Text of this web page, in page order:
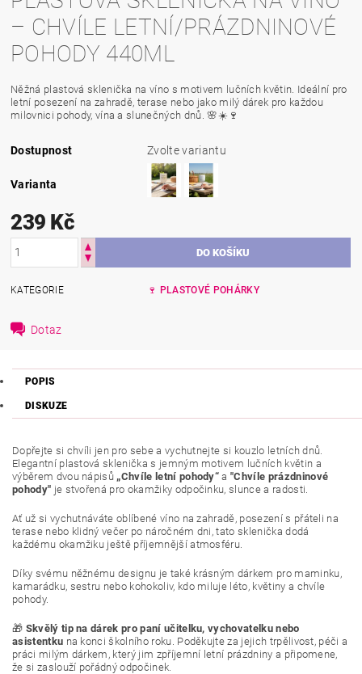
– CHVÍLE LETNÍ/PRÁZDNINOVÉ
POHODY 440ML
Něžná plastová sklenička na víno s motivem lučních květin. Ideální pro
letní posezení na zahradě, terase nebo jako milý dárek pro každou
milovnici pohody, vína a slunečných dnů. 🌸☀️🍷
Dostupnost Zvolte variantu
Varianta
239 Kč
KATEGORIE 🍷 PLASTOVÉ POHÁRKY
Dotaz
POPIS
DISKUZE
Dopřejte si chvíli jen pro sebe a vychutnejte si kouzlo letních dnů.
Elegantní plastová sklenička s jemným motivem lučních květin a
výběrem dvou nápisů „Chvíle letní pohody“a "Chvíle prázdninové
pohody" je stvořená pro okamžiky odpočinku, slunce a radosti.
Ať už si vychutnáváte oblíbené víno na zahradě, posezení s přáteli na
terase nebo klidný večer po náročném dni, tato sklenička dodá
každému okamžiku ještě příjemnější atmosféru.
Díky svému něžnému designu je také krásným dárkem pro maminku,
kamarádku, sestru nebo kohokoliv, kdo miluje léto, květiny a chvíle
pohody.
🎁 Skvělý tip na dárek pro paní učitelku, vychovatelku nebo
asistentku na konci školního roku. Poděkujte za jejich trpělivost, péči a
práci milým dárkem, který jim zpříjemní letní prázdniny a připomene,
že si zaslouží pořádný odpočinek.